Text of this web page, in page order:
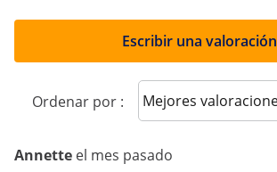
Escribir una valoración
Ordenar por : Sort reviews
Annette el mes pasado